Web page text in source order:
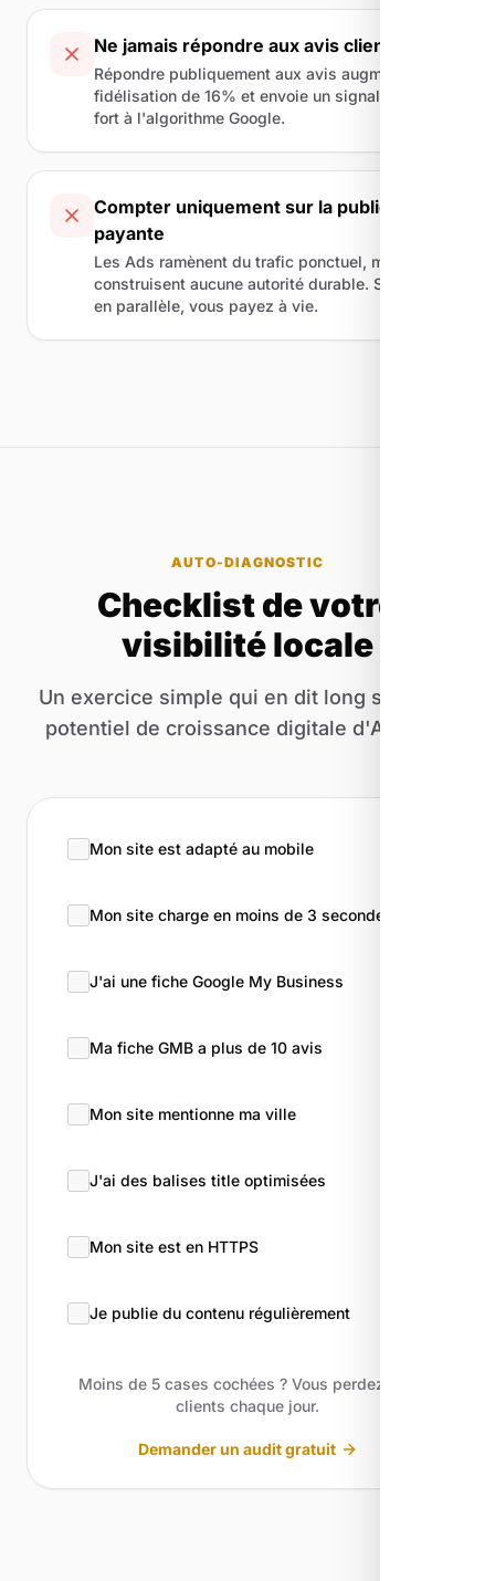
Ne jamais répondre aux avis clients
Répondre publiquement aux avis augmente la
fidélisation de 16% et envoie un signal positif
fort à l'algorithme Google.
Compter uniquement sur la publicité
payante
Les Ads ramènent du trafic ponctuel, mais ne
construisent aucune autorité durable. Sans SEO
en parallèle, vous payez à vie.
AUTO-DIAGNOSTIC
Checklist de votre
visibilité locale
Un exercice simple qui en dit long sur votre
potentiel de croissance digitale d'Arvieux.
Mon site est adapté au mobile
Mon site charge en moins de 3 secondes
J'ai une fiche Google My Business
Ma fiche GMB a plus de 10 avis
Mon site mentionne ma ville
J'ai des balises title optimisées
Mon site est en HTTPS
Je publie du contenu régulièrement
Moins de 5 cases cochées ? Vous perdez des
clients chaque jour.
Demander un audit gratuit